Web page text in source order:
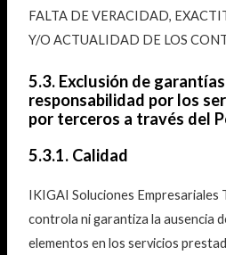
FALTA DE VERACIDAD,
Y/O ACTUALIDAD DE LOS
5.3. Exclusión de
responsabilidad por los
por terceros a través del
5.3.1. Calidad
IKIGAI Soluciones Empresariales
controla ni garantiza la ausencia
elementos en los servicios